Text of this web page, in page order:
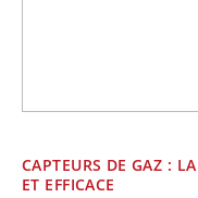
CAPTEURS DE GAZ :
ET EFFICACE